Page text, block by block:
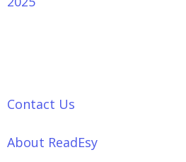
Contact Us
About ReadEsy